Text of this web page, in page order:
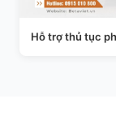
Hỗ trợ thủ tục